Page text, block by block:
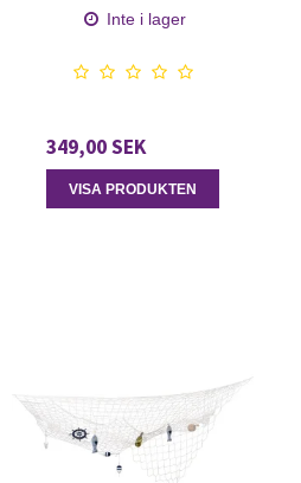
Inte i lager
349,00 SEK
VISA PRODUKTEN